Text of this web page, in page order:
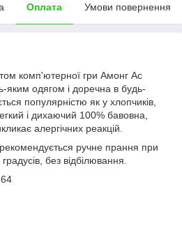
Оплата Умови повернення
комп'ютерної гри Амонг Ас
яким одягом і доречна в будь-
популярністю як у хлопчиків,
і дихаючий 100% бавовна,
алергічних реакцій.
рекомендується ручне прання при
без відбілювання.